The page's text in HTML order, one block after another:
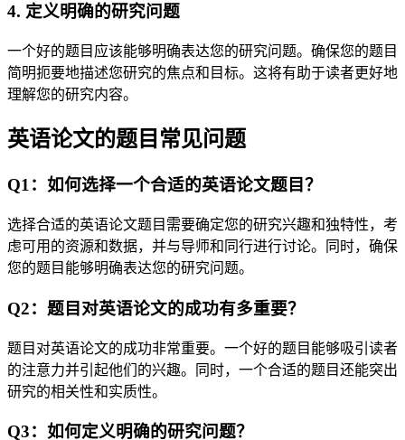
4. 定义明确的研究问题
一个好的题目应该能够明确表达您的研究问题。确保您的题目
简明扼要地描述您研究的焦点和目标。这将有助于读者更好地
理解您的研究内容。
英语论文的题目常见问题
Q1：如何选择一个合适的英语论文题目？
选择合适的英语论文题目需要确定您的研究兴趣和独特性，考
虑可用的资源和数据，并与导师和同行进行讨论。同时，确保
您的题目能够明确表达您的研究问题。
Q2：题目对英语论文的成功有多重要？
题目对英语论文的成功非常重要。一个好的题目能够吸引读者
的注意力并引起他们的兴趣。同时，一个合适的题目还能突出
研究的相关性和实质性。
Q3：如何定义明确的研究问题？